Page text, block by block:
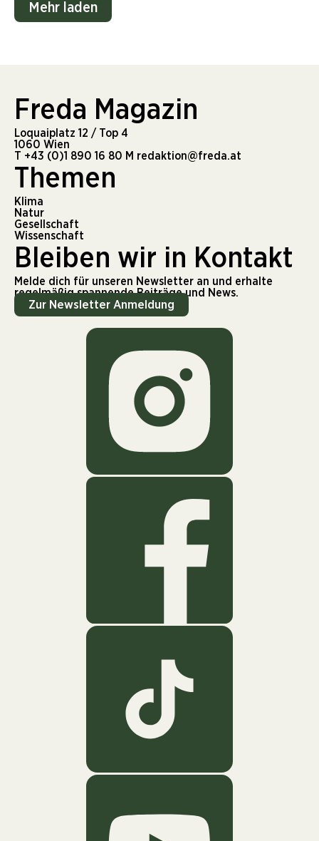
Mehr laden
Freda Magazin
Loquaiplatz 12 / Top 4
1060 Wien
T +43 (0)1 890 16 80 M redaktion@freda.at
Themen
Klima
Natur
Gesellschaft
Wissenschaft
Bleiben wir in Kontakt
Melde dich für unseren Newsletter an und erhalte
regelmäßig spannende Beiträge und News.
Zur Newsletter Anmeldung